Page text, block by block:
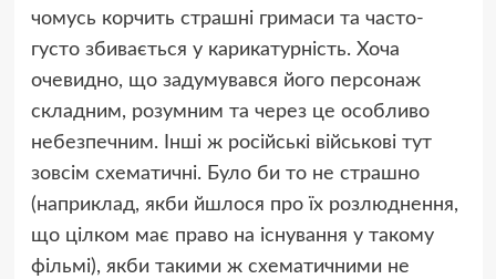
чомусь корчить страшні гримаси та часто-
густо збивається у карикатурність. Хоча
очевидно, що задумувався його персонаж
складним, розумним та через це особливо
небезпечним. Інші ж російські військові тут
зовсім схематичні. Було би то не страшно
(наприклад, якби йшлося про їх розлюднення,
що цілком має право на існування у такому
фільмі), якби такими ж схематичними не